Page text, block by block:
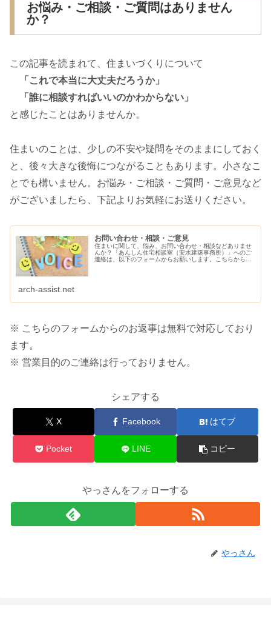
お悩み・ご相談・ご質問はありません
か？
この記事を読まれて、住まいづくりについて
「これで本当に大丈夫だろうか」
「誰に相談すればいいのかわからない」
と感じたことはありませんか。
住まいのことは、少しの不安や疑問をそのままにしておく
と、後々大きな後悔につながることもあります。小さなこ
とでも構いません。お悩み・ご相談・ご質問・ご意見など
がございましたら、下記よりお気軽にお送りください。
お問い合わせ・相談・ご意見
住まいに関して、悩み、お問い合わせ・相談などありませ
んか？「あんしん住宅相談室（安水建築事務所）」へのご
連絡は、以下のフォームからお願いします。こちらから、
arch-assist.net
※ こちらのフォームからのお返事は無料で対応しており
ます。
※ 営業目的のご連絡は行っておりません。
シェアする
X Facebook はてブ
Pocket LINE コピー
やっさんをフォローする
やっさん